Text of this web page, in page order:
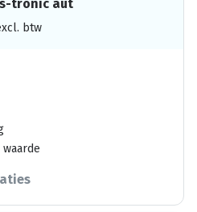
s-tronic aut
btw